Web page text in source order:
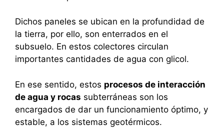
Dichos paneles se ubican en la profundidad de
la tierra, por ello, son enterrados en el
subsuelo. En estos colectores circulan
importantes cantidades de agua con glicol.
En ese sentido, estos procesos de interacción
de agua y rocas subterráneas son los
encargados de dar un funcionamiento óptimo, y
estable, a los sistemas geotérmicos.